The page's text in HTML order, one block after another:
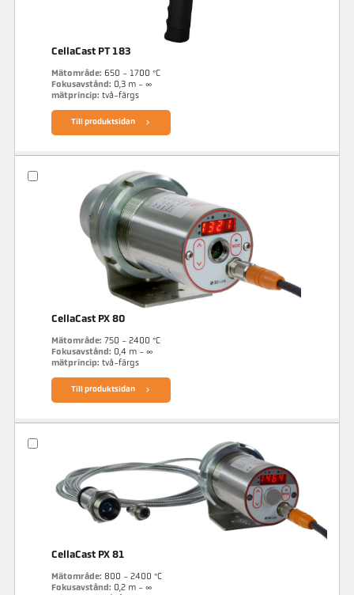
CellaCast PT 183
Mätområde: 650 - 1700 °C
Fokusavstånd: 0,3 m - ∞
mätprincip: två-färgs
Till produktsidan
CellaCast PX 80
Mätområde: 750 - 2400 °C
Fokusavstånd: 0,4 m - ∞
mätprincip: två-färgs
Till produktsidan
CellaCast PX 81
Mätområde: 800 - 2400 °C
Fokusavstånd: 0,2 m - ∞